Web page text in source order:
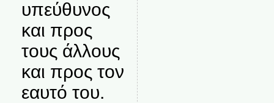
υπεύθυνος
και προς
τους άλλους
και προς τον
εαυτό του.